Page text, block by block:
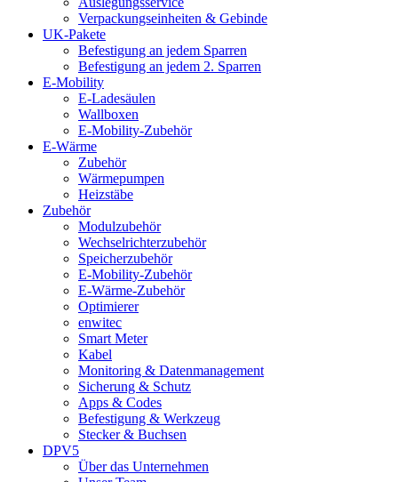
Verpackungseinheiten & Gebinde
UK-Pakete
Befestigung an jedem Sparren
Befestigung an jedem 2. Sparren
E-Mobility
E-Ladesäulen
Wallboxen
E-Mobility-Zubehör
E-Wärme
Zubehör
Wärmepumpen
Heizstäbe
Zubehör
Modulzubehör
Wechselrichterzubehör
Speicherzubehör
E-Mobility-Zubehör
E-Wärme-Zubehör
Optimierer
enwitec
Smart Meter
Kabel
Monitoring & Datenmanagement
Sicherung & Schutz
Apps & Codes
Befestigung & Werkzeug
Stecker & Buchsen
DPV5
Über das Unternehmen